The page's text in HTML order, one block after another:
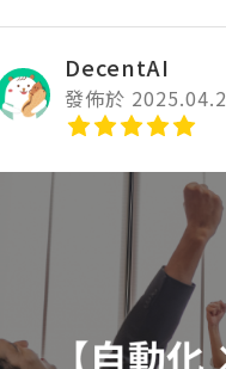
DecentAI
發佈於